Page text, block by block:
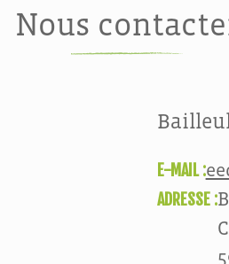
Nous
E-MAIL :
ADRESSE :